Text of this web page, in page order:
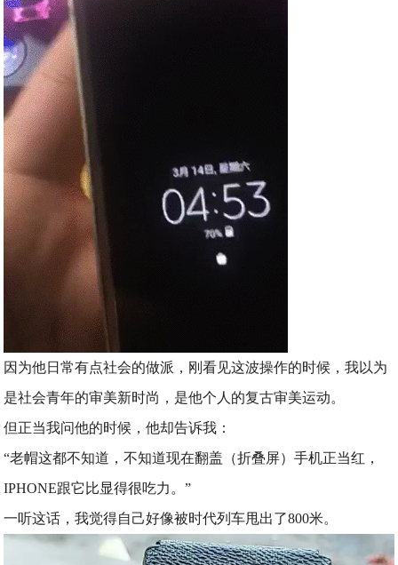
因为他日常有点社会的做派，刚看见这波操作的时候，我以为
是社会青年的审美新时尚，是他个人的复古审美运动。
但正当我问他的时候，他却告诉我：
“老帽这都不知道，不知道现在翻盖（折叠屏）手机正当红，
IPHONE跟它比显得很吃力。”
一听这话，我觉得自己好像被时代列车甩出了800米。